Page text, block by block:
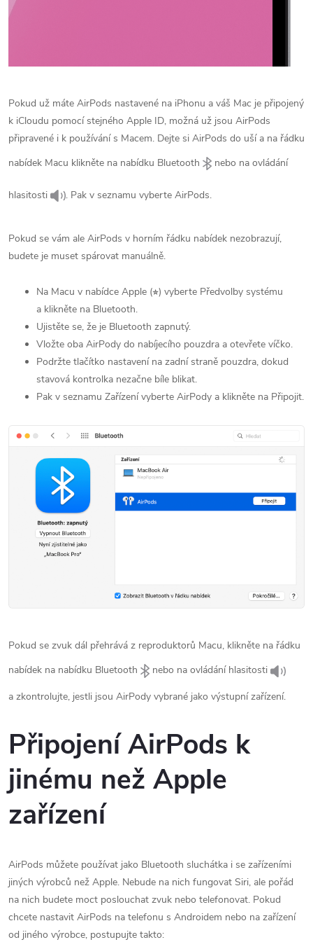
Pokud už máte AirPods nastavené na iPhonu a váš Mac je připojený
k iCloudu pomocí stejného Apple ID, možná už jsou AirPods
připravené i k používání s Macem. Dejte si AirPods do uší a na řádku
nabídek Macu klikněte na nabídku Bluetooth
nebo na ovládání
hlasitosti . Pak v seznamu vyberte AirPods.
Pokud se vám ale AirPods v horním řádku nabídek nezobrazují,
budete je muset spárovat manuálně.
Na Macu v nabídce Apple () vyberte Předvolby systému
a klikněte na Bluetooth.
Ujistěte se, že je Bluetooth zapnutý.
Vložte oba AirPody do nabíjecího pouzdra a otevřete víčko.
Podržte tlačítko nastavení na zadní straně pouzdra, dokud
stavová kontrolka nezačne bíle blikat.
Pak v seznamu Zařízení vyberte AirPody a klikněte na Připojit.
Pokud se zvuk dál přehrává z reproduktorů Macu, klikněte na řádku
nabídek na nabídku Bluetooth
nebo na ovládání hlasitosti
a zkontrolujte, jestli jsou AirPody vybrané jako výstupní zařízení.
Připojení AirPods k
jinému než Apple
zařízení
AirPods můžete používat jako Bluetooth sluchátka i se zařízeními
jiných výrobců než Apple. Nebude na nich fungovat Siri, ale pořád
na nich budete moct poslouchat zvuk nebo telefonovat. Pokud
chcete nastavit AirPods na telefonu s Androidem nebo na zařízení
od jiného výrobce, postupujte takto: